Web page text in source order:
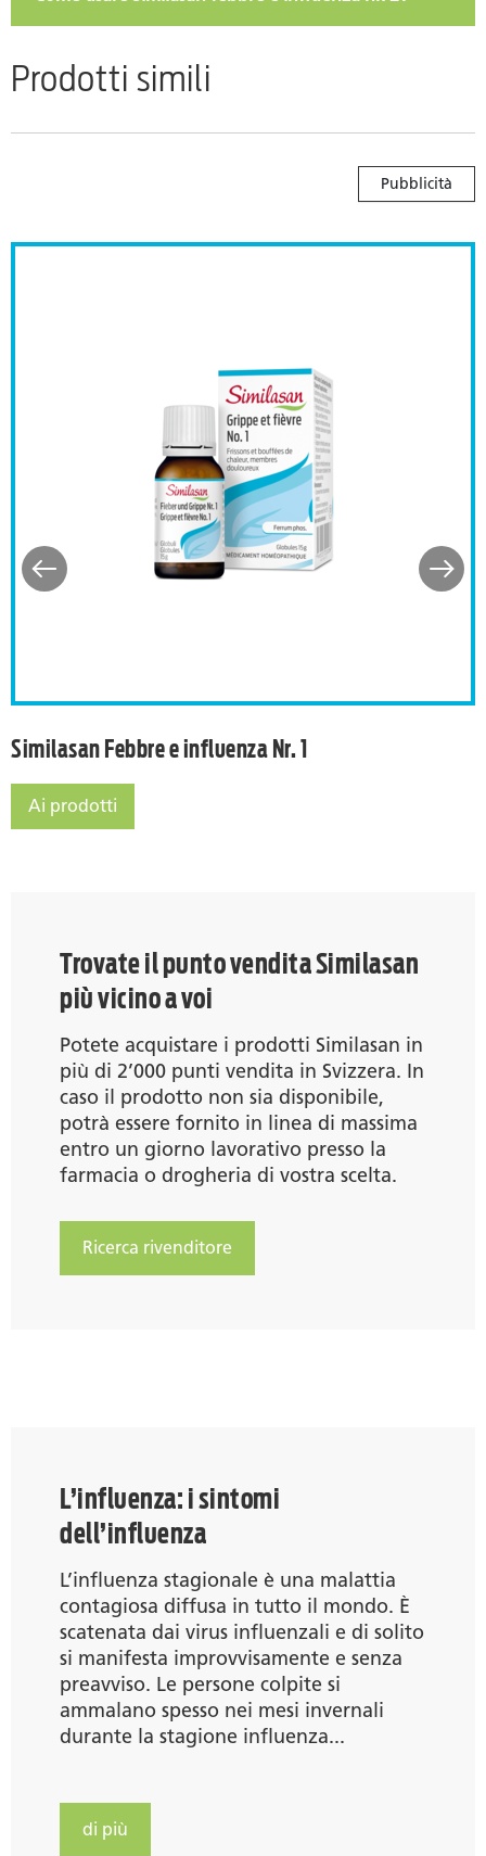
Prodotti simili
Pubblicità
Similasan Febbre e
Similasan Febbre e influenza Nr. 1
Similasan Febbre e influenza Nr. 1
Ai prodotti
Trovate il punto vendita Similasan
più vicino a voi
Potete acquistare i prodotti Similasan in
più di 2’000 punti vendita in Svizzera. In
caso il prodotto non sia disponibile,
potrà essere fornito in linea di massima
entro un giorno lavorativo presso la
farmacia o drogheria di vostra scelta.
Ricerca rivenditore
L’influenza: i sintomi
dell’influenza
L’influenza stagionale è una malattia
contagiosa diffusa in tutto il mondo. È
scatenata dai virus influenzali e di solito
si manifesta improvvisamente e senza
preavviso. Le persone colpite si
ammalano spesso nei mesi invernali
durante la stagione influenza...
di più